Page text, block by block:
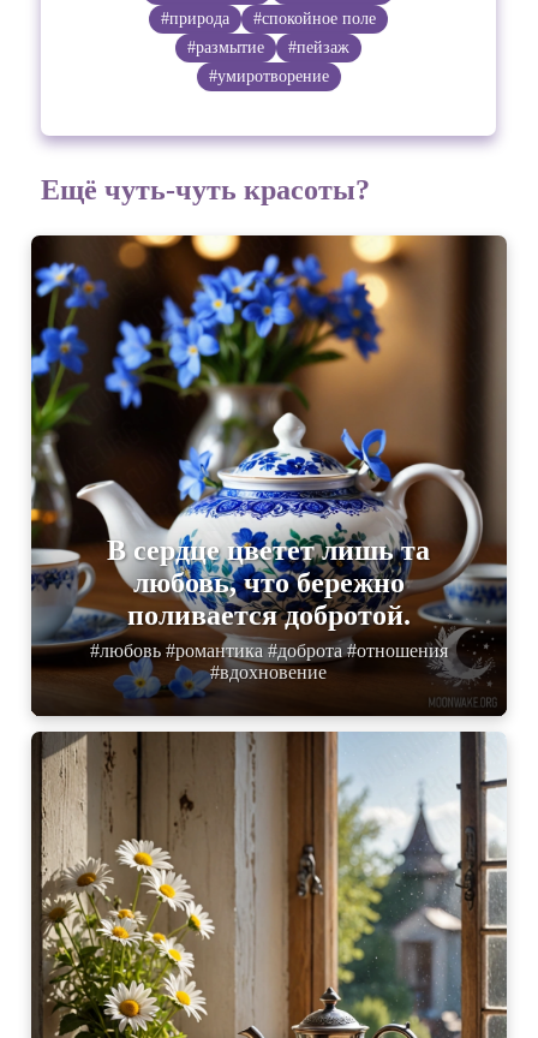
#природа
#спокойное поле
#размытие
#пейзаж
#умиротворение
Ещё чуть-чуть красоты?
В сердце цветет лишь та
любовь, что бережно
поливается добротой.
#любовь #романтика #доброта #отношения
#вдохновение